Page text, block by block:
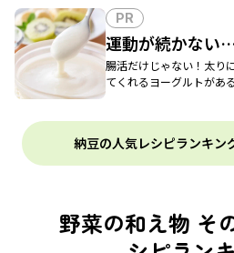
PR
運動が続かない
腸活だけじゃない！太り
てくれるヨーグルトがあ
納豆の人気レシピランキン
野菜の和え物 そ